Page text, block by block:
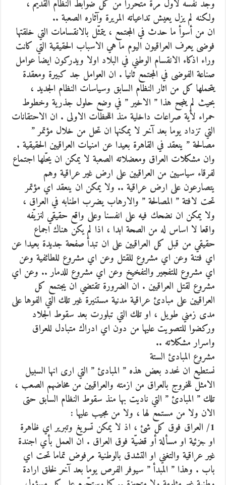
وجد نفسه لأول مرة متحررا من كل ضوابط النظام القديم ،
ولكنه لم يزل يعيش تداعياته المريرة وآثاره الصعبة ..
ان من أسوأ ما حدث في المجتمع ، يتمثّل بالانقسامات التي خلقتها
فوضى يعرف العراقيون اليوم ما هي الاسباب الحقيقية التي كانت
وراء اذكاء الانقسام الوطني في البلاد اولا ويدركون ايضا عوامل
صناعة الفوضى في المجتمع ثانيا . ان العوامل جد كبيرة ومعقدة
يتحملها كل من اثار النظام السابق وسياسات النظام الجديد ،
بحيث لم ينجح هذا ” الاخير ” في وضع حلول جذرية وخطوط
حمراء لأية صراعات داخلية منذ اللحظات الاولى . ان الاحتقانات
التي تزداد يوما بعد آخر لا يمكنها ان تحل من خلال مؤتمر ”
مصالحة ” ينعقد في القاهرة بعيدا عن امنيات العراقيين الحقيقية .
وان مشكلات العراق ومعضلاته الصعبة لا يمكن ان يحّلها اجتماع
لفرقاء سياسيين من العراقيين على ارض غير عراقية وهم
يتصارعون على ارض عراقية .. ولا يمكن ان ينعقد اي مؤتمر
تحت لافتة ” المصالحة ” والارهاب يضرب اطنابه في العراق ،
ولا يمكن ان نضحك فيه على انفسنا وعلى واقع حقيقي لنزيّفه
واقعا لا اساس له من الصحة ابدا ، اذا لم يكن هناك اجماع
حقيقي من قبل كل العراقيين على ان تبدأ صفحة جديدة بعيدا عن
اي فتنة وعن اي مشروع للقتل وعن اي مشروع للطائفية وعن
اي مشروع للتفجير والتفخيخ وعن اي مشروع للدمار .. وعن اي
مشروع لقتل العراقيين . ان الضرورة تقتضي ان يجتمع كل
العراقيين على مبادئ عراقية مدنية مستنيرة غير تلك التي الفوها على
مدى زمني طويل ، او تلك التي تبلورت بعد سقوط الجلاد
وركضوا للتصويت عليها من دون اي ادراك متبادل للعراق
واسرار مشكلاته ..
مشروع المبادئ الستة
نستطيع ان نحدد بعض هذه ” المبادئ ” التي ارى انها السبيل
الامثل للخروج بالعراق من ازمته والعراقيين من مخاضهم الصعب ،
تلك ” المبادئ ” التي ناديت بها منذ سقوط النظام السابق حتى
الان ولا من مستمع لها ، ولا من مجيب عليها :
1/ العراق فوق كل شئ ، اذ لا يمكن تسويغ وتبرير اي ظاهرة
او جزئية او مسألة أو قضيّة فوق العراق . ان العمل بأي اجندة
غير عراقية والتغني او التشدق بالوطنية مرفوض تماما تحت اي
باب . وهذا ” المبدأ ” سيوفر الفرص يوما بعد آخر لخلق ارادة